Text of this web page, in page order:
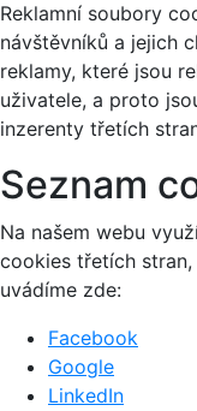
Reklamní soubory
návštěvníků a jejich
reklamy, které jsou
uživatele, a proto
inzerenty třetích
Seznam
Na našem webu
cookies třetích
uvádíme zde:
Facebook
Google
LinkedIn